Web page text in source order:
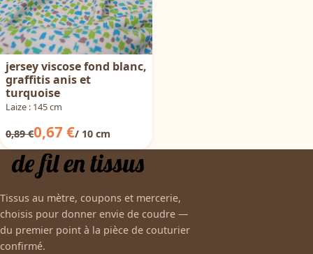
jersey viscose fond blanc,
graffitis anis et
turquoise
Laize : 145 cm
0,89 €0,67 €/ 10 cm
Tissus au mètre, coupons et mercerie,
choisis pour donner envie de coudre —
du premier point à la pièce de couturier
confirmé.